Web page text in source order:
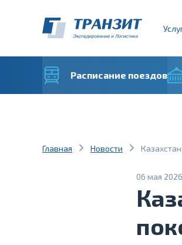
Расписание поездов
Главная Новости
06 мая 2026